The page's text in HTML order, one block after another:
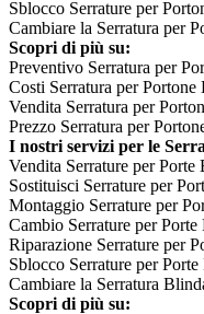
Sblocco Serrature per
Cambiare la Serratura per
Scopri di più su:
Preventivo Serratura per
Costi Serratura per
Vendita Serratura per
Prezzo Serratura per
I nostri servizi per le
Vendita Serrature per
Sostituisci Serrature per
Montaggio Serrature per
Cambio Serrature per
Riparazione Serrature per
Sblocco Serrature per
Cambiare la Serratura
Scopri di più su: